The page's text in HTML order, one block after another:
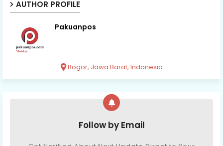
AUTHOR PROFILE
Pakuanpos
Bogor, Jawa Barat, Indonesia
Follow by Email